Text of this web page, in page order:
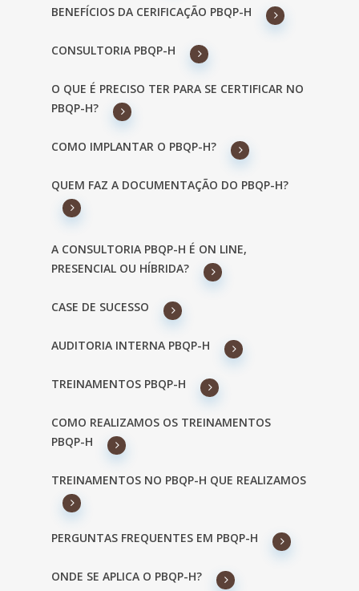
BENEFÍCIOS DA CERIFICAÇÃO PBQP-H
CONSULTORIA PBQP-H
O QUE É PRECISO TER PARA SE CERTIFICAR NO
PBQP-H?
COMO IMPLANTAR O PBQP-H?
QUEM FAZ A DOCUMENTAÇÃO DO PBQP-H?
A CONSULTORIA PBQP-H É ON LINE,
PRESENCIAL OU HÍBRIDA?
CASE DE SUCESSO
AUDITORIA INTERNA PBQP-H
TREINAMENTOS PBQP-H
COMO REALIZAMOS OS TREINAMENTOS
PBQP-H
TREINAMENTOS NO PBQP-H QUE REALIZAMOS
PERGUNTAS FREQUENTES EM PBQP-H
ONDE SE APLICA O PBQP-H?